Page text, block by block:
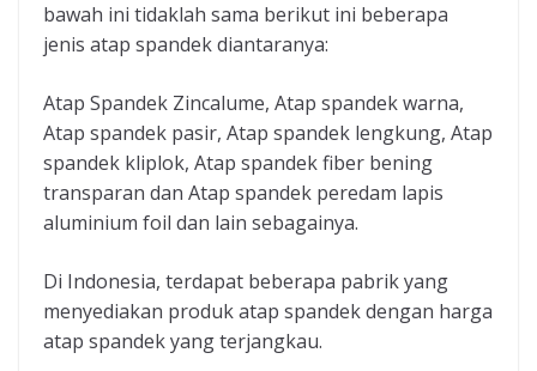
bawah ini tidaklah sama berikut ini beberapa
jenis atap spandek diantaranya:
Atap Spandek Zincalume, Atap spandek warna,
Atap spandek pasir, Atap spandek lengkung, Atap
spandek kliplok, Atap spandek fiber bening
transparan dan Atap spandek peredam lapis
aluminium foil dan lain sebagainya.
Di Indonesia, terdapat beberapa pabrik yang
menyediakan produk atap spandek dengan harga
atap spandek yang terjangkau.